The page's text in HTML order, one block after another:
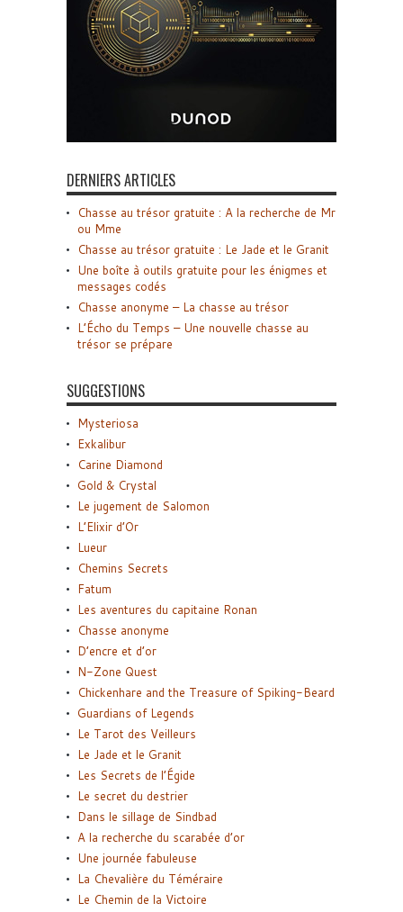
DERNIERS ARTICLES
Chasse au trésor gratuite : A la recherche de Mr
ou Mme
Chasse au trésor gratuite : Le Jade et le Granit
Une boîte à outils gratuite pour les énigmes et
messages codés
Chasse anonyme – La chasse au trésor
L’Écho du Temps – Une nouvelle chasse au
trésor se prépare
SUGGESTIONS
Mysteriosa
Exkalibur
Carine Diamond
Gold & Crystal
Le jugement de Salomon
L’Elixir d’Or
Lueur
Chemins Secrets
Fatum
Les aventures du capitaine Ronan
Chasse anonyme
D’encre et d’or
N-Zone Quest
Chickenhare and the Treasure of Spiking-Beard
Guardians of Legends
Le Tarot des Veilleurs
Le Jade et le Granit
Les Secrets de l’Égide
Le secret du destrier
Dans le sillage de Sindbad
A la recherche du scarabée d’or
Une journée fabuleuse
La Chevalière du Téméraire
Le Chemin de la Victoire